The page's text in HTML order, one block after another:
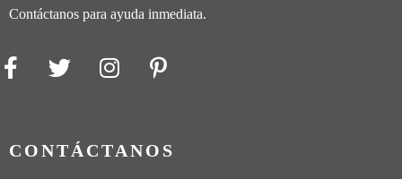
Contáctanos para ayuda inmediata.
CONTÁCTANOS